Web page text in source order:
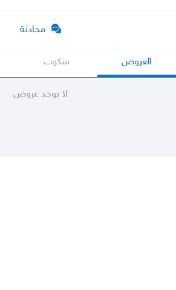
محادثة
العروض سكوب
لا يوجد عروض